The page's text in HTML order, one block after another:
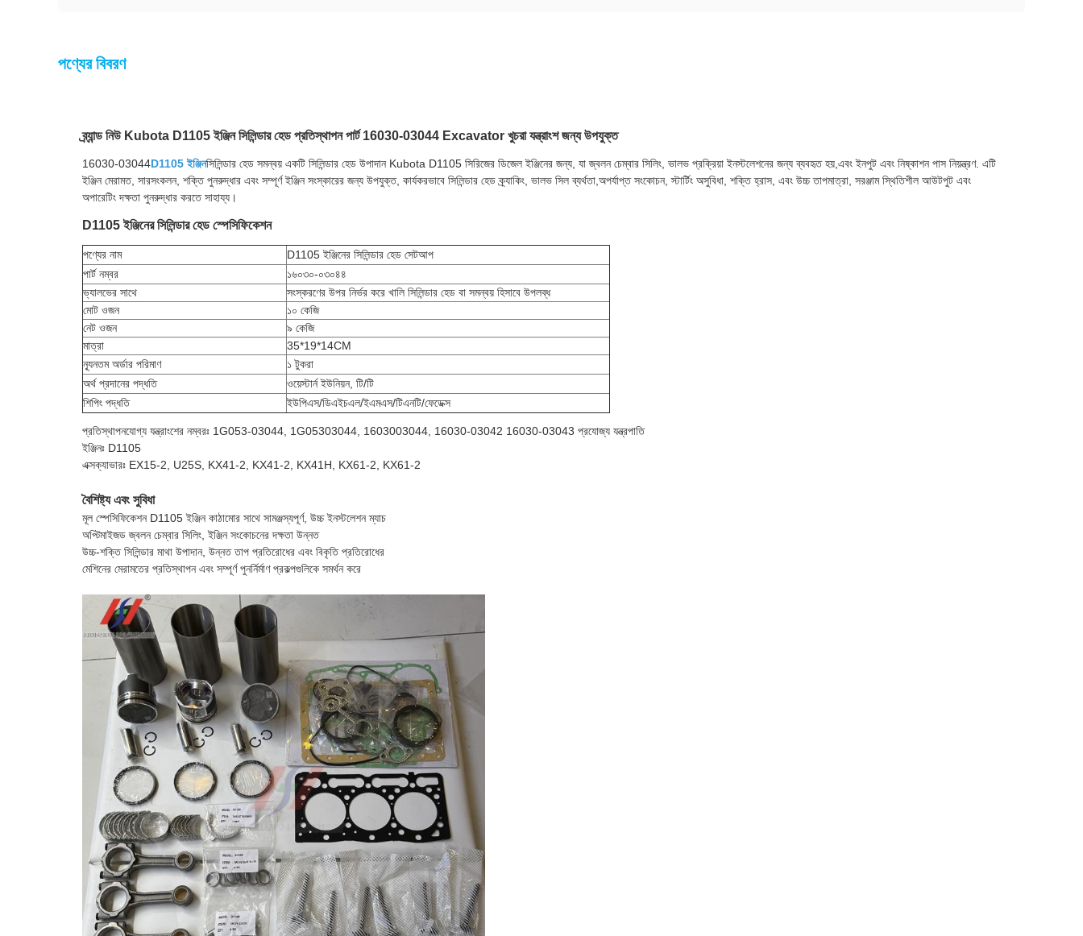
পণ্যের বিবরণ
ব্র্যান্ড নিউ Kubota D1105 ইঞ্জিন সিলিন্ডার হেড প্রতিস্থাপন পার্ট 16030-03044 Excavator খুচরা যন্ত্রাংশ জন্য উপযুক্ত
16030-03044D1105 ইঞ্জিনসিলিন্ডার হেড সমন্বয় একটি সিলিন্ডার হেড উপাদান Kubota D1105 সিরিজের ডিজেল ইঞ্জিনের জন্য, যা জ্বলন চেম্বার সিলিং, ভালভ প্রক্রিয়া ইনস্টলেশনের জন্য ব্যবহৃত হয়,এবং ইনপুট এবং নিষ্কাশন পাস নিয়ন্ত্রণ. এটি
ইঞ্জিন মেরামত, সারসংকলন, শক্তি পুনরুদ্ধার এবং সম্পূর্ণ ইঞ্জিন সংস্কারের জন্য উপযুক্ত, কার্যকরভাবে সিলিন্ডার হেড ক্র্যাকিং, ভালভ সিল ব্যর্থতা,অপর্যাপ্ত সংকোচন, স্টার্টিং অসুবিধা, শক্তি হ্রাস, এবং উচ্চ তাপমাত্রা, সরঞ্জাম স্থিতিশীল আউটপুট এবং
অপারেটিং দক্ষতা পুনরুদ্ধার করতে সাহায্য।
D1105 ইঞ্জিনের সিলিন্ডার হেড স্পেসিফিকেশন
পণ্যের নাম
D1105 ইঞ্জিনের সিলিন্ডার হেড সেটআপ
পার্ট নম্বর
১৬০৩০-০৩০৪৪
ভ্যালভের সাথে
সংস্করণের উপর নির্ভর করে খালি সিলিন্ডার হেড বা সমন্বয় হিসাবে উপলব্ধ
মোট ওজন
১০ কেজি
নেট ওজন
৯ কেজি
মাত্রা
35*19*14CM
ন্যূনতম অর্ডার পরিমাণ
১ টুকরা
অর্থ প্রদানের পদ্ধতি
ওয়েস্টার্ন ইউনিয়ন, টি/টি
শিপিং পদ্ধতি
ইউপিএস/ডিএইচএল/ইএমএস/টিএনটি/ফেডেক্স
প্রতিস্থাপনযোগ্য যন্ত্রাংশের নম্বরঃ 1G053-03044, 1G05303044, 1603003044, 16030-03042 16030-03043 প্রযোজ্য যন্ত্রপাতি
ইঞ্জিনঃ D1105
এক্সক্যাভারঃ EX15-2, U25S, KX41-2, KX41-2, KX41H, KX61-2, KX61-2
বৈশিষ্ট্য এবং সুবিধা
মূল স্পেসিফিকেশন D1105 ইঞ্জিন কাঠামোর সাথে সামঞ্জস্যপূর্ণ, উচ্চ ইনস্টলেশন ম্যাচ
অপ্টিমাইজড জ্বলন চেম্বার সিলিং, ইঞ্জিন সংকোচনের দক্ষতা উন্নত
উচ্চ-শক্তি সিলিন্ডার মাথা উপাদান, উন্নত তাপ প্রতিরোধের এবং বিকৃতি প্রতিরোধের
মেশিনের মেরামতের প্রতিস্থাপন এবং সম্পূর্ণ পুনর্নির্মাণ প্রকল্পগুলিকে সমর্থন করে